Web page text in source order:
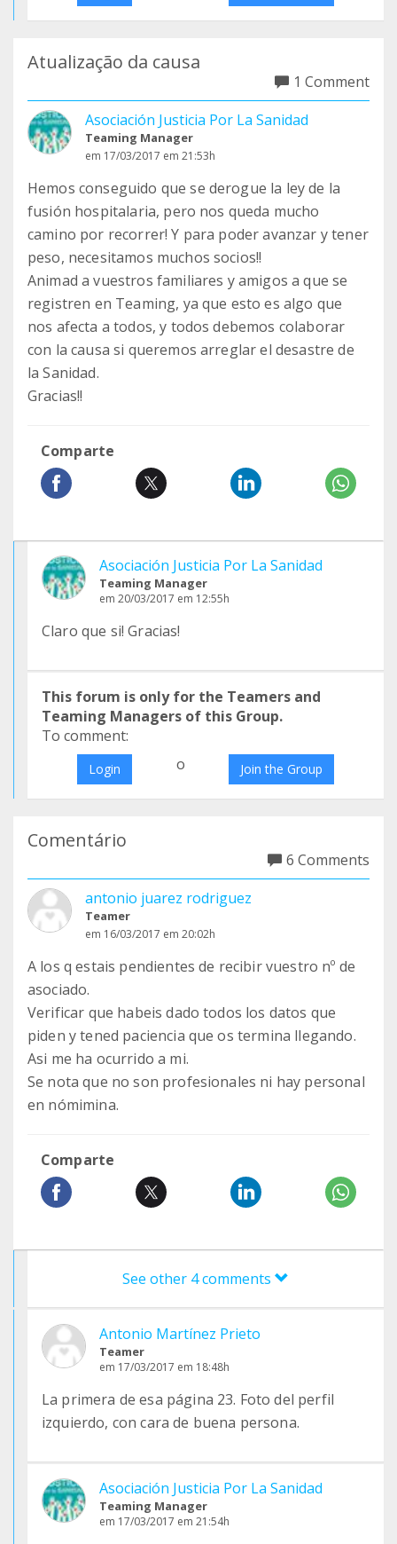
Atualização da causa
1 Comment
Asociación Justicia Por La Sanidad
Teaming Manager
em 17/03/2017 em 21:53h
Hemos conseguido que se derogue la ley de la
fusión hospitalaria, pero nos queda mucho
camino por recorrer! Y para poder avanzar y tener
peso, necesitamos muchos socios!!
Animad a vuestros familiares y amigos a que se
registren en Teaming, ya que esto es algo que
nos afecta a todos, y todos debemos colaborar
con la causa si queremos arreglar el desastre de
la Sanidad.
Gracias!!
Comparte
Asociación Justicia Por La Sanidad
Teaming Manager
em 20/03/2017 em 12:55h
Claro que si! Gracias!
This forum is only for the Teamers and
Teaming Managers of this Group.
To comment:
Login o Join the Group
Comentário
6 Comments
antonio juarez rodriguez
Teamer
em 16/03/2017 em 20:02h
A los q estais pendientes de recibir vuestro nº de
asociado.
Verificar que habeis dado todos los datos que
piden y tened paciencia que os termina llegando.
Asi me ha ocurrido a mi.
Se nota que no son profesionales ni hay personal
en nómimina.
Comparte
See other 4 comments
Antonio Martínez Prieto
Teamer
em 17/03/2017 em 18:48h
La primera de esa página 23. Foto del perfil
izquierdo, con cara de buena persona.
Asociación Justicia Por La Sanidad
Teaming Manager
em 17/03/2017 em 21:54h